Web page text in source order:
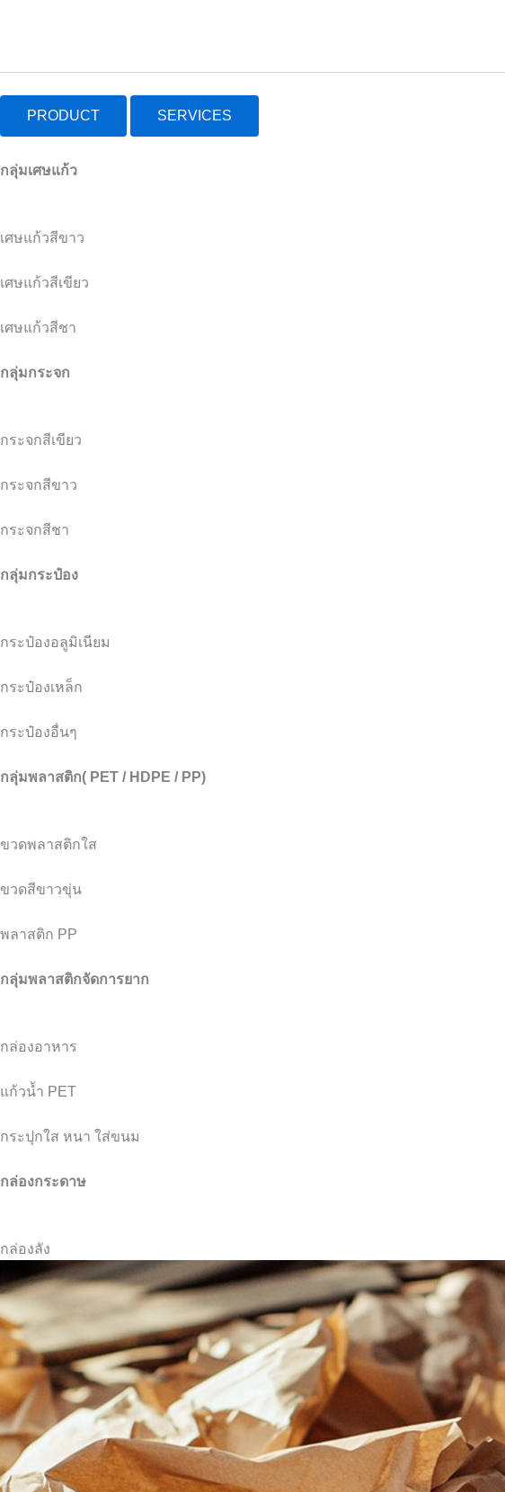
PRODUCT SERVICES
กลุ่มเศษแก้ว
เศษแก้วสีขาว
เศษแก้วสีเขียว
เศษแก้วสีชา
กลุ่มกระจก
กระจกสีเขียว
กระจกสีขาว
กระจกสีชา
กลุ่มกระป๋อง
กระป๋องอลูมิเนียม
กระป๋องเหล็ก
กระป๋องอื่นๆ
กลุ่มพลาสติก( PET / HDPE / PP)
ขวดพลาสติกใส
ขวดสีขาวขุ่น
พลาสติก PP
กลุ่มพลาสติกจัดการยาก
กล่องอาหาร
แก้วน้ำ PET
กระปุกใส หนา ใส่ขนม
กล่องกระดาษ
กล่องลัง